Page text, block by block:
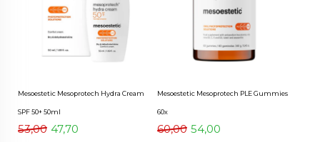
Mesoestetic Mesoprotech Hydra Cream
SPF 50+ 50ml
53,00 47,70
Mesoestetic Mesoprotech PLE Gummies
60x
60,00 54,00